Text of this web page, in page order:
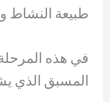
طبيعة النشاط
في هذه
المسبق الذي